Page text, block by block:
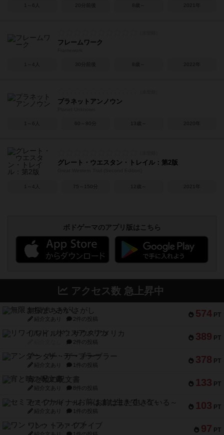
1～6人 20分前後 8歳～ 2021年
フレームワーク
1～4人 30分前後 8歳～ 2022年
プラネットアンノウン
1～6人 60～80分 13歳～ 2020年
グレート・ウエスタン・トレイル：第2版
1～4人 75～150分 12歳～ 2021年
ボドゲーマのアプリ版はこちら
アクセス数 急上昇中
574 PT
無限まちがいさがし
紹介文あり 2件の投稿
389 PT
リワイルド：サウスアメリカ
2件の投稿
378 PT
アンダー・ザ・テーブラー
紹介文あり 1件の投稿
133 PT
宵と暁の呪文書
紹介文あり 8件の投稿
103 PT
セミファイナル ～お前はまだ生きている～
紹介文あり 1件の投稿
97 PT
ワン・トゥ・ファイブ